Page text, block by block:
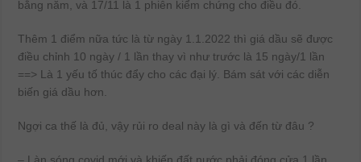
bằng năm, và 17/11 là 1 phiên kiểm chứng cho điều đó.
Thêm 1 điểm nữa tức là từ ngày 1.1.2022 thì giá dầu sẽ được
điều chỉnh 10 ngày / 1 lần thay vì như trước là 15 ngày/1 lần
==> Là 1 yếu tố thúc đẩy cho các đại lý. Bám sát với các diễn
biến giá dầu hơn.
Ngợi ca thế là đủ, vậy rủi ro deal này là gì và đến từ đâu ?
– Làn sóng covid mới và khiến đất nước phải đóng cửa 1 lần